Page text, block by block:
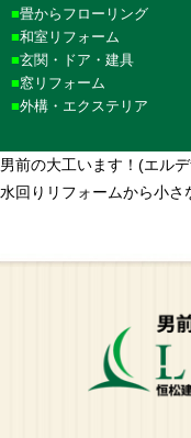
畳からフローリング
和室リフォーム
玄関・ドア・建具
窓リフォーム
外構・エクステリア
男前の大工います！(エル
水回りリフォームから小さ